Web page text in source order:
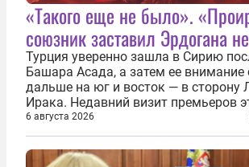
«Такого еще не было».
союзник заставил Эрдогана
Турция уверенно зашла в Сирию
Башара Асада, а затем ее внимание
дальше на юг и восток — в сторону
Ирака. Недавний визит премьеров
Анкару, договоры об участии
TPAO в разработке нефти
«Дороги развития» подтверждают...
6 августа 2026